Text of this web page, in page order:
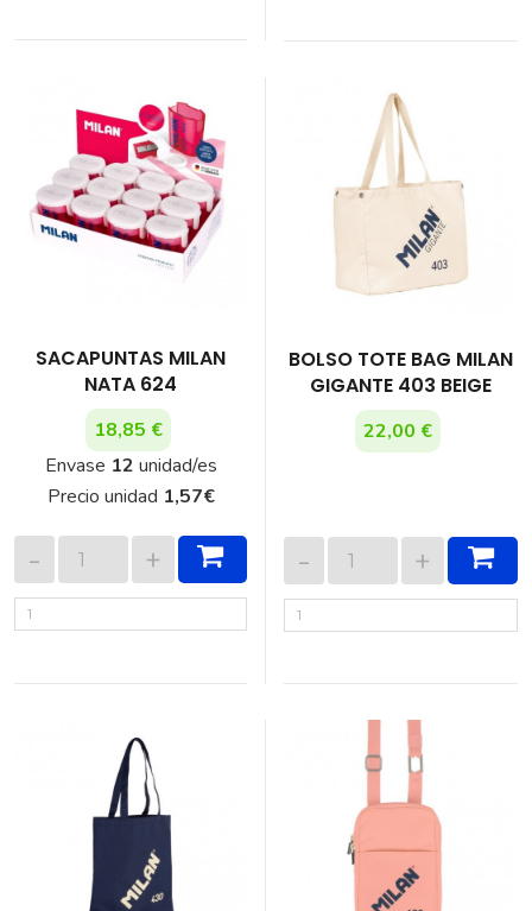
SACAPUNTAS MILAN
NATA 624
18,85 €
Envase 12 unidad/es
Precio unidad 1,57€
BOLSO TOTE BAG MILAN
GIGANTE 403 BEIGE
22,00 €